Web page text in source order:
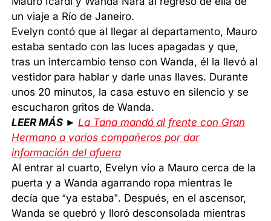
un viaje a Río de Janeiro.
Evelyn contó que al llegar al departamento, Mauro
estaba sentado con las luces apagadas y que,
tras un intercambio tenso con Wanda, él la llevó al
vestidor para hablar y darle unas llaves. Durante
unos 20 minutos, la casa estuvo en silencio y se
escucharon gritos de Wanda.
LEER MÁS ► La Tana mandó al frente con Gran
Hermano a varios compañeros por dar
información del afuera
Al entrar al cuarto, Evelyn vio a Mauro cerca de la
puerta y a Wanda agarrando ropa mientras le
decía que “ya estaba”. Después, en el ascensor,
Wanda se quebró y lloró desconsolada mientras